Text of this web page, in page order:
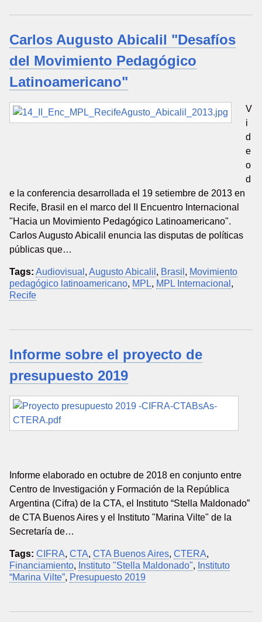
Carlos Augusto Abicalil "Desafíos
del Movimiento Pedagógico
Latinoamericano"
V
i
d
e
o
d
e la conferencia desarrollada el 19 setiembre de 2013 en
Recife, Brasil en el marco del II Encuentro Internacional
"Hacia un Movimiento Pedagógico Latinoamericano".
Carlos Augusto Abicalil enuncia las disputas de políticas
públicas que…
Tags: Audiovisual , Augusto Abicalil , Brasil , Movimiento
pedagógico latinoamericano, MPL, MPL Internacional ,
Recife
Informe sobre el proyecto de
presupuesto 2019
Informe elaborado en octubre de 2018 en conjunto entre
Centro de Investigación y Formación de la República
Argentina (Cifra) de la CTA, el Instituto “Stella Maldonado”
de CTA Buenos Aires y el Instituto "Marina Vilte" de la
Secretaría de…
Tags: CIFRA, CTA, CTA Buenos Aires, CTERA,
Financiamiento, Instituto "Stella Maldonado", Instituto
“Marina Vilte”, Presupuesto 2019